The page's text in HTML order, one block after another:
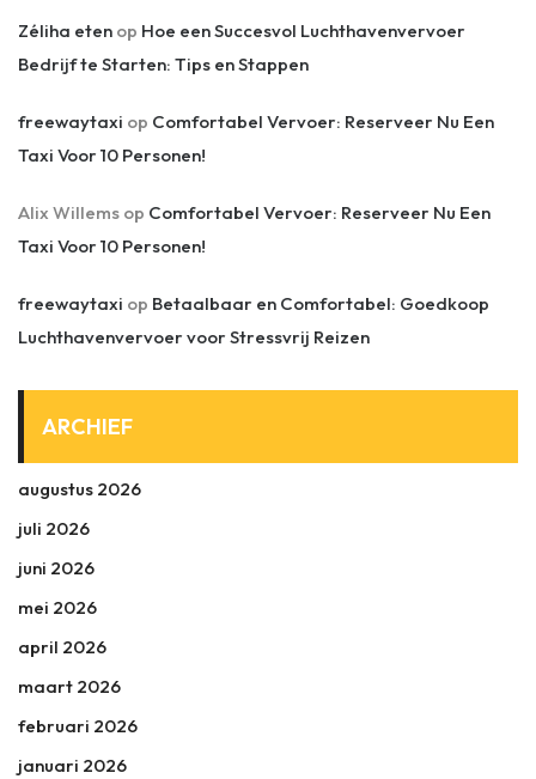
Zéliha eten op Hoe een Succesvol Luchthavenvervoer
Bedrijf te Starten: Tips en Stappen
freewaytaxi op Comfortabel Vervoer: Reserveer Nu Een
Taxi Voor 10 Personen!
Alix Willems op Comfortabel Vervoer: Reserveer Nu Een
Taxi Voor 10 Personen!
freewaytaxi op Betaalbaar en Comfortabel: Goedkoop
Luchthavenvervoer voor Stressvrij Reizen
ARCHIEF
augustus 2026
juli 2026
juni 2026
mei 2026
april 2026
maart 2026
februari 2026
januari 2026